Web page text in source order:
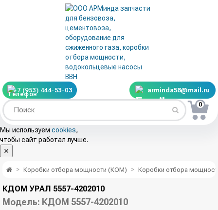
+7 (953) 444-53-03 arminda58@mail.ru
0
Мы используем cookies,
чтобы сайт работал лучше.
Коробки отбора мощности (КОМ) Коробки отбора
КДОМ УРАЛ 5557-4202010
Модель: КДОМ 5557-4202010